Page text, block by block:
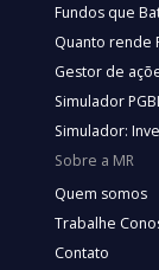
Fundos que
Quanto rende
Gestor de
Simulador
Simulador:
Sobre a MR
Quem somos
Trabalhe
Contato